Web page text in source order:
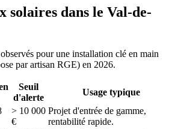
solaires dans le Val-de-
pour une installation clé en main
par artisan RGE) en 2026.
Seuil
d'alerte
Usage typique
> 10 000
€
Projet d'entrée de gamme,
rentabilité rapide.